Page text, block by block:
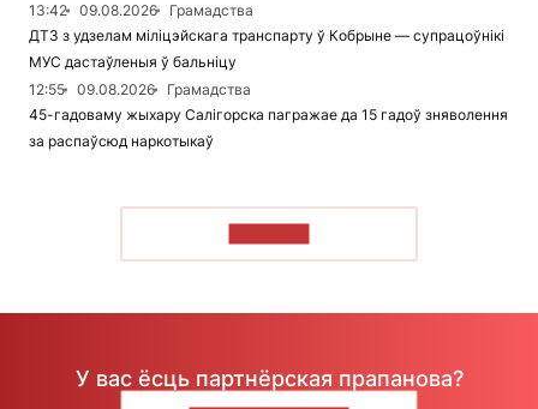
13:42
09.08.2026
Грамадства
ДТЗ з удзелам міліцэйскага транспарту ў Кобрыне — супрацоўнікі
МУС дастаўленыя ў бальніцу
12:55
09.08.2026
Грамадства
45-гадоваму жыхару Салігорска пагражае да 15 гадоў зняволення
за распаўсюд наркотыкаў
У вас ёсць партнёрская прапанова?